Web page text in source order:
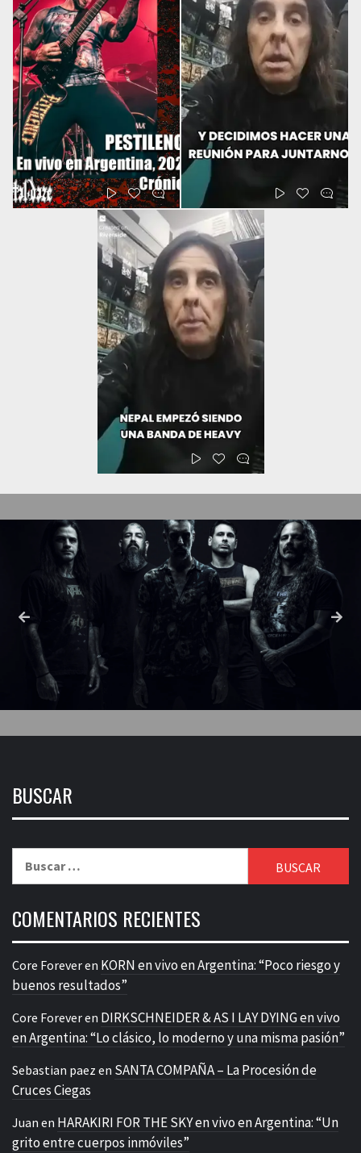
BUSCAR
COMENTARIOS RECIENTES
Core Foreveren KORN en vivo en Argentina: “Poco riesgo y
buenos resultados”
Core Foreveren DIRKSCHNEIDER & AS I LAY DYING en vivo
en Argentina: “Lo clásico, lo moderno y una misma pasión”
Sebastian paez en SANTA COMPAÑA – La Procesión de
Cruces Ciegas
Juan en HARAKIRI FOR THE SKY en vivo en Argentina: “Un
grito entre cuerpos inmóviles”